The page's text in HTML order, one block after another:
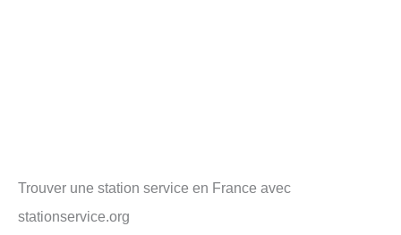
Trouver une station service en France avec
stationservice.org